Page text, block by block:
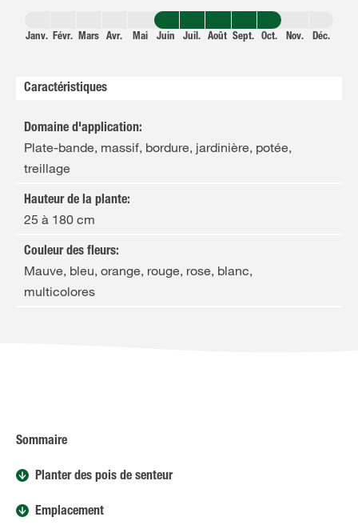
Janv. Févr. Mars Avr. Mai Juin Juil. Août Sept. Oct. Nov. Déc.
Caractéristiques
Domaine d'application:
Plate-bande, massif, bordure, jardinière, potée,
treillage
Hauteur de la plante:
25 à 180 cm
Couleur des fleurs:
Mauve, bleu, orange, rouge, rose, blanc,
multicolores
Sommaire
Planter des pois de senteur
Emplacement